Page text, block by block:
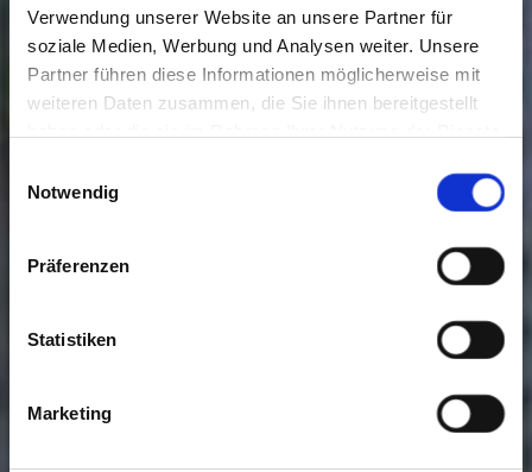
Verwendung unserer Website an unsere Partner für
soziale Medien, Werbung und Analysen weiter. Unsere
Partner führen diese Informationen möglicherweise mit
weiteren Daten zusammen, die Sie ihnen bereitgestellt
Cookies, wenn Sie unsere Webseite weiterhin nutzen.
Notwendig
Präferenzen
Statistiken
Marketing